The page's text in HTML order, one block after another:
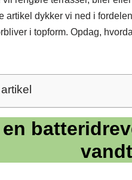
artikel dykker vi ned i
i topform. Opdag,
en